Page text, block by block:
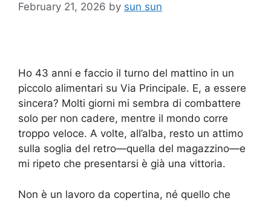
February 21, 2026 by sun sun
Ho 43 anni e faccio il turno del mattino in un
piccolo alimentari su Via Principale. E, a essere
sincera? Molti giorni mi sembra di combattere
solo per non cadere, mentre il mondo corre
troppo veloce. A volte, all’alba, resto un attimo
sulla soglia del retro—quella del magazzino—e
mi ripeto che presentarsi è già una vittoria.
Non è un lavoro da copertina, né quello che